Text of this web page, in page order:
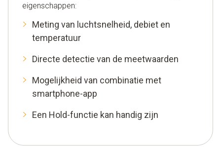
eigenschappen:
Meting van luchtsnelheid, debiet en
temperatuur
Directe detectie van de meetwaarden
Mogelijkheid van combinatie met
smartphone-app
Een Hold-functie kan handig zijn